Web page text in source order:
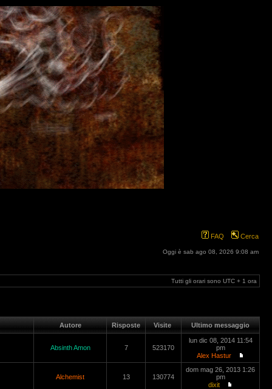
FAQ Cerca
Oggi è sab ago 08, 2026 9:08 am
Tutti gli orari sono UTC + 1 ora
Autore Risposte Visite Ultimo messaggio
Absinth Amon 7 523170
lun dic 08, 2014 11:54
pm
Alex Hastur
Alchemist 13 130774
dom mag 26, 2013 1:26
pm
dixit